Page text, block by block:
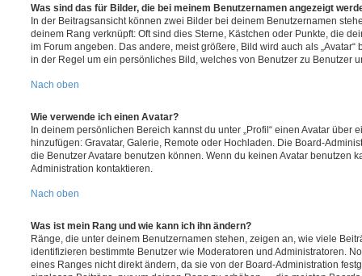
Was sind das für Bilder, die bei meinem Benutzernamen angezeigt
In der Beitragsansicht können zwei Bilder bei deinem Benutzernamen
deinem Rang verknüpft: Oft sind dies Sterne, Kästchen oder Punkte, die
im Forum angeben. Das andere, meist größere, Bild wird auch als
in der Regel um ein persönliches Bild, welches von Benutzer zu Benutzer
Nach oben
Wie verwende ich einen Avatar?
In deinem persönlichen Bereich kannst du unter „Profil“ einen Avatar über
hinzufügen: Gravatar, Galerie, Remote oder Hochladen. Die Board-
die Benutzer Avatare benutzen können. Wenn du keinen Avatar benutzen
Administration kontaktieren.
Nach oben
Was ist mein Rang und wie kann ich ihn ändern?
Ränge, die unter deinem Benutzernamen stehen, zeigen an, wie viele
identifizieren bestimmte Benutzer wie Moderatoren und Administratoren.
eines Ranges nicht direkt ändern, da sie von der Board-Administration